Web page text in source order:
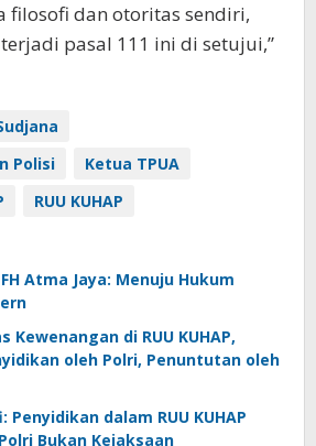
filosofi dan otoritas sendiri,
pasal 111 ini di setujui,”
Polisi
Ketua TPUA
RUU KUHAP
Atma Jaya: Menuju Hukum
di RUU KUHAP,
oleh Polri, Penuntutan oleh
Penyidikan dalam RUU KUHAP
Bukan Kejaksaan